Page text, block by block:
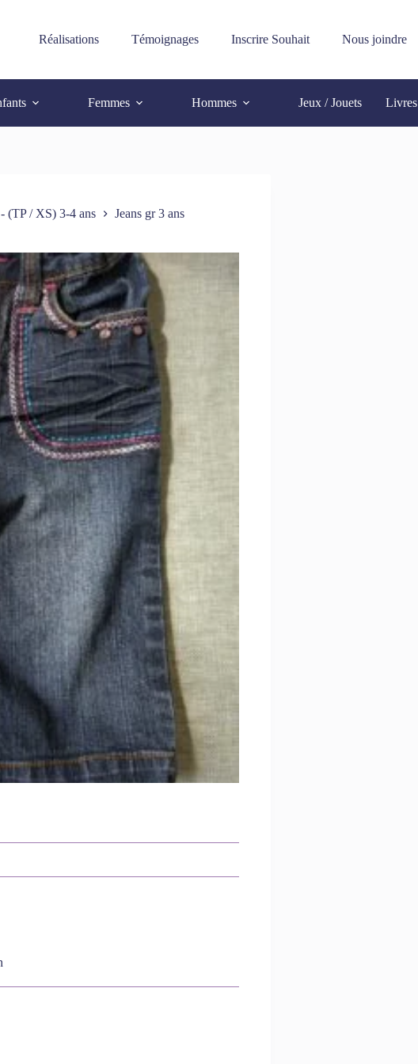
Réalisations Témoignages Inscrire Souhait Nous joindre
Femmes Hommes Jeux / Jouets Livres
(TP / XS) 3-4 ans Jeans gr 3 ans